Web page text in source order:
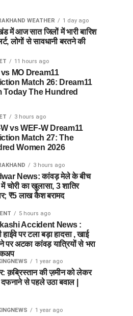
WEATHER 1 day ago
में आज सात जिलों में भारी बारिश
लोगों से सावधानी बरतने की
11 hours ago
MO Dream11
Match 26: Dream11
Today The Hundred
3 hours ago
vs WEF-W Dream11
Match 27: The
Women 2026
3 hours ago
News: कांवड़ मेले के बीच
में चोरी का खुलासा, 3 शातिर
₹5 लाख कैश बरामद
5 hours ago
Accident News :
हाईवे पर टला बड़ा हादसा , खाई
पर अटका कांवड़ यात्रियों से भरा
1 year ago
क़ब्रिस्तान की ज़मीन को लेकर
दफनाने से पहले उठा बवाल |
1 year ago